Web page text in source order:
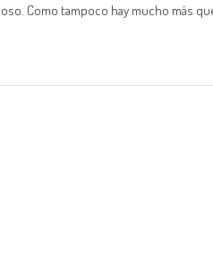
Como tampoco hay mucho más